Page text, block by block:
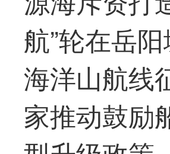
航”轮在岳
海洋山航线
家推动鼓励